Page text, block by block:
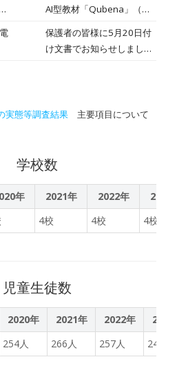
AI型教材「Qubena」（キ
の全町立小中学校4校で指
導の一環として正式採用さ
中学校で「Qubena」を先
育行政執行方針の中の学力
向上に向けた取り組みの1
つとして正式採用。全町立
小中学校4校の約210人
（小学3年～中学3年生、一
した。「Qubena」は、AI
が生徒一人ひとりの習熟度
に合わせて最適な問題を出
題するAI型教材で、2021年
度には小学校・中学校の5
教科対応版をリリース。全
保護者の皆様に5月20日付
け文書でお知らせしました
持ち帰り」することとして
3年生以上で活用すること
ができるAIドリルに自宅で
取り組むことができるよう
になります。ご家庭用の使
用マニュアルについてはす
ますので、ご確認くださ
の授業や生活の中で使用に
慣れた上で、6月を目途に
持ち帰ることとしておりま
実態等調査結果 主要項目について
学校数
年 2021年 2022年
2023
4校 4校 4校
児童生徒数
2020年 2021年 2022年
2023
254人 266人 257人 244人